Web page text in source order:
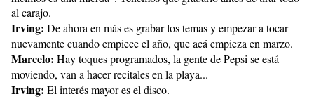
al carajo.
Irving: De ahora en más es grabar los temas y empezar a tocar
nuevamente cuando empiece el año, que acá empieza en marzo.
Marcelo: Hay toques programados, la gente de Pepsi se está
moviendo, van a hacer recitales en la playa...
Irving: El interés mayor es el disco.